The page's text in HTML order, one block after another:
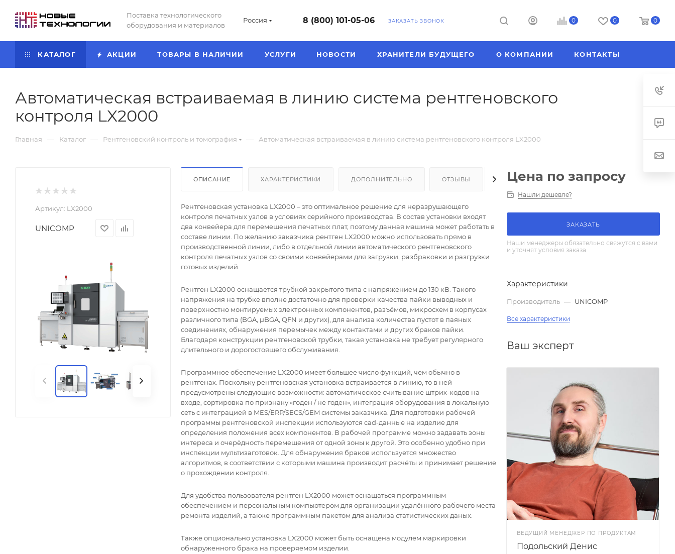
Поставка технологического
оборудования и материалов
Россия 8 (800) 101-05-06 ЗАКАЗАТЬ ЗВОНОК 0 0 0
КАТАЛОГ АКЦИИ ТОВАРЫ В НАЛИЧИИ УСЛУГИ НОВОСТИ ХРАНИТЕЛИ БУДУЩЕГО О КОМПАНИИ КОНТАКТЫ
Автоматическая встраиваемая в линию система рентгеновского
контроля LX2000
Главная — Каталог — Рентгеновский контроль и томография — Автоматическая встраиваемая в линию система рентгеновского контроля LX2000
Артикул: LX2000
UNICOMP
ОПИСАНИЕ ХАРАКТЕРИСТИКИ ДОПОЛНИТЕЛЬНО ОТЗЫВЫ КАК КУПИТЬ ОПЛАТА
Рентгеновская установка LX2000 – это оптимальное решение для неразрушающего
контроля печатных узлов в условиях серийного производства. В состав установки входят
два конвейера для перемещения печатных плат, поэтому данная машина может работать в
составе линии. По желанию заказчика рентген LX2000 можно использовать прямо в
производственной линии, либо в отдельной линии автоматического рентгеновского
контроля печатных узлов со своими конвейерами для загрузки, разбраковки и разгрузки
готовых изделий.
Рентген LX2000 оснащается трубкой закрытого типа с напряжением до 130 кВ. Такого
напряжения на трубке вполне достаточно для проверки качества пайки выводных и
поверхностно монтируемых электронных компонентов, разъёмов, микросхем в корпусах
различного типа (BGA, µBGA, QFN и других), для анализа количества пустот в паяных
соединениях, обнаружения перемычек между контактами и других браков пайки.
Благодаря конструкции рентгеновской трубки, такая установка не требует регулярного
длительного и дорогостоящего обслуживания.
Программное обеспечение LX2000 имеет большее число функций, чем обычно в
рентгенах. Поскольку рентгеновская установка встраивается в линию, то в ней
предусмотрены следующие возможности: автоматическое считывание штрих-кодов на
входе, сортировка по признаку «годен / не годен», интеграция оборудования в локальную
сеть с интеграцией в MES/ERP/SECS/GEM системы заказчика. Для подготовки рабочей
программы рентгеновской инспекции используются cad-данные на изделие для
определения положения всех компонентов. В рабочей программе можно задавать зоны
интереса и очерёдность перемещения от одной зоны к другой. Это особенно удобно при
инспекции мультизаготовок. Для обнаружения браков используется множество
алгоритмов, в соответствии с которыми машина производит расчёты и принимает решение
о прохождении контроля.
Для удобства пользователя рентген LX2000 может оснащаться программным
обеспечением и персональным компьютером для организации удалённого рабочего места
ремонта изделий, а также программным пакетом для анализа статистических даных.
Также опционально установка LX2000 может быть оснащена модулем маркировки
обнаруженного брака на проверяемом изделии.
Цена по запросу
Нашли дешевле?
ЗАКАЗАТЬ
Наши менеджеры обязательно свяжутся с вами
и уточнят условия заказа
Характеристики
Производитель — UNICOMP
Все характеристики
Ваш эксперт
ВЕДУЩИЙ МЕНЕДЖЕР ПО ПРОДУКТАМ
Подольский Денис